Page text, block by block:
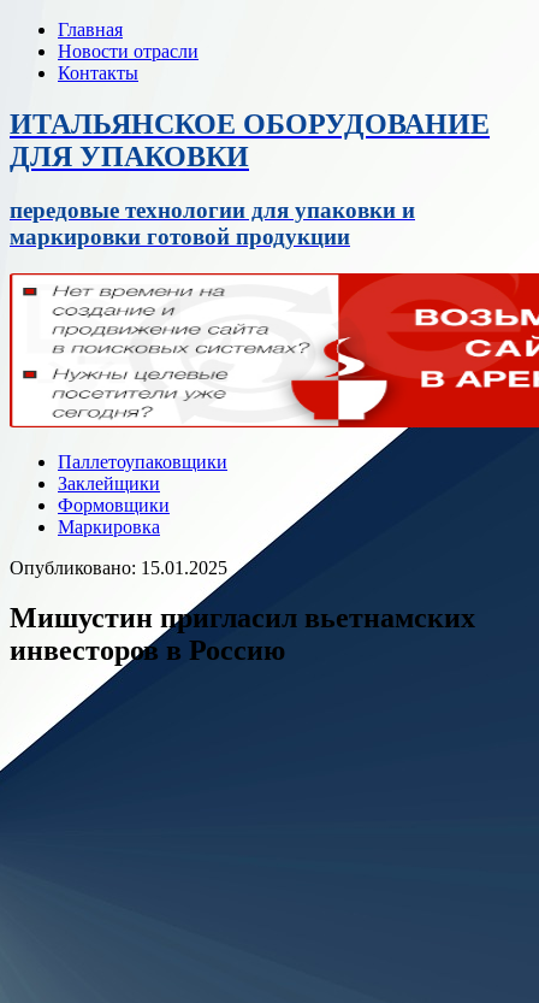
Главная
Новости отрасли
Контакты
ИТАЛЬЯНСКОЕ ОБОРУДОВАНИЕ
ДЛЯ УПАКОВКИ
передовые технологии для упаковки и
маркировки готовой продукции
Паллетоупаковщики
Заклейщики
Формовщики
Маркировка
Опубликовано: 15.01.2025
Мишустин пригласил вьетнамских
инвесторов в Россию